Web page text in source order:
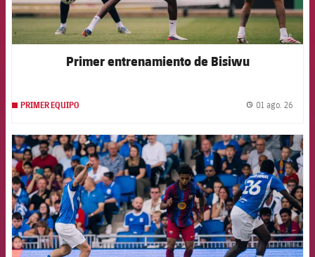
Primer entrenamiento de Bisiwu
PRIMER EQUIPO 01 ago. 26
FCB Barcelona badge